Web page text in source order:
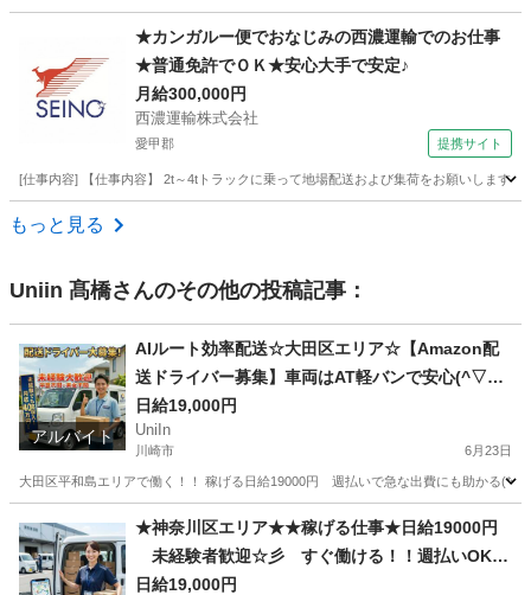
ドライバー 荷物
★カンガルー便でおなじみの西濃運輸でのお仕事
★普通免許でＯＫ★安心大手で安定♪
月給300,000円
西濃運輸株式会社
愛甲郡 提携サイト
[仕事内容] 【仕事内容】 2t～4tトラックに乗って地場配送および集荷をお願いします
神奈川 愛甲郡
もっと見る
Uniin 髙橋さんのその他の投稿記事：
アルバイト
AIルート効率配送☆大田区エリア☆【Amazon配
送ドライバー募集】車両はAT軽バンで安心(^▽^)/
未経験者歓迎
日給19,000円
UniIn
川崎市 6月23日
大田区平和島エリアで働く！！ 稼げる日給19000円 週払いで急な出費にも助かる
配送 Amazon
★神奈川区エリア★★稼げる仕事★日給19000円
未経験者歓迎☆彡 すぐ働ける！！週払いOK！
車両リースあり！
日給19,000円